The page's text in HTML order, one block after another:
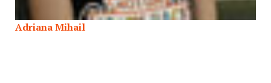
Adriana Mihail